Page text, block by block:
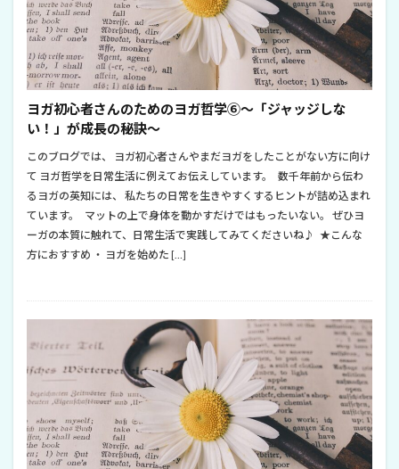
ヨガ初心者さんのためのヨガ哲学⑥～「ジャッジしな
い！」が成長の秘訣～
このブログでは、 ヨガ初心者さんやまだヨガをしたことがない方に向け
て ヨガ哲学を日常生活に例えてお伝えしています。 数千年前から伝わ
るヨガの英知には、 私たちの日常を生きやすくするヒントが詰め込まれ
ています。 マットの上で身体を動かすだけではもったいない。 ぜひヨ
ーガの本質に触れて、日常生活で実践してみてくださいね♪ ★こんな
方におすすめ ・ ヨガを始めた […]